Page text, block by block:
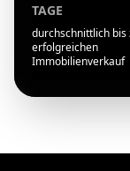
TAGE
durchschnittlich bis
erfolgreichen
Immobilienverkauf